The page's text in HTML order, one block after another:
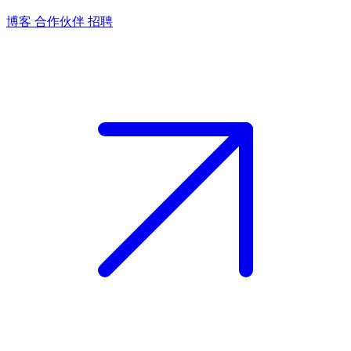
博客 合作伙伴 招聘